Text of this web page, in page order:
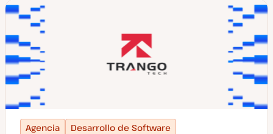
Agencia Desarrollo de Software